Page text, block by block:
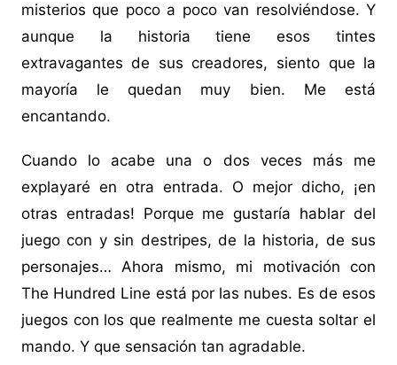
misterios que poco a poco van resolviéndose. Y
aunque la historia tiene esos tintes
extravagantes de sus creadores, siento que la
mayoría le quedan muy bien. Me está
encantando.
Cuando lo acabe una o dos veces más me
explayaré en otra entrada. O mejor dicho, ¡en
otras entradas! Porque me gustaría hablar del
juego con y sin destripes, de la historia, de sus
personajes… Ahora mismo, mi motivación con
The Hundred Line está por las nubes. Es de esos
juegos con los que realmente me cuesta soltar el
mando. Y que sensación tan agradable.